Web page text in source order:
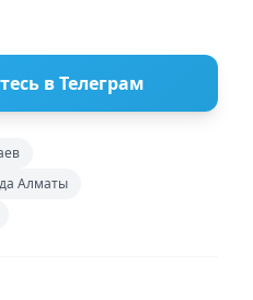
в Телеграм
Алматы